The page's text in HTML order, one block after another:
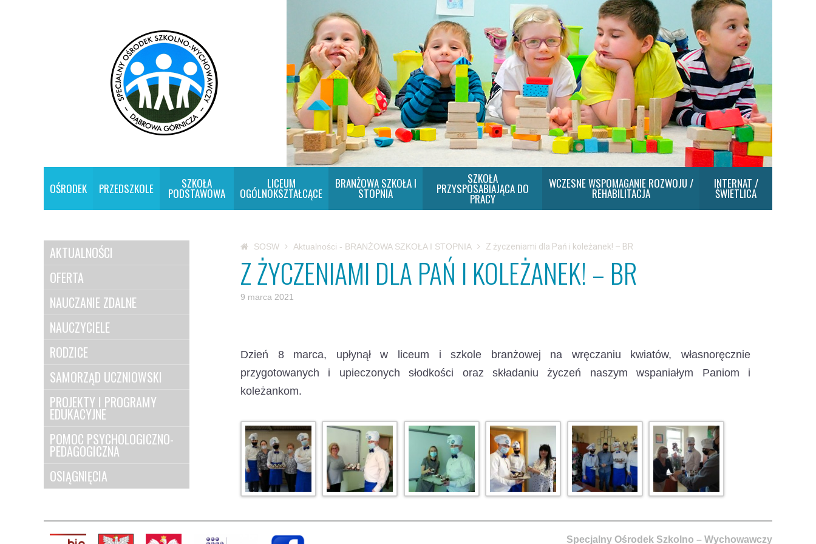
OŚRODEK PRZEDSZKOLE SZKOŁA
PODSTAWOWA
LICEUM
OGÓLNOKSZTAŁCĄCE
BRANŻOWA SZKOŁA I
STOPNIA
SZKOŁA
PRZYSPOSABIAJĄCA DO
PRACY
WCZESNE WSPOMAGANIE ROZWOJU /
REHABILITACJA
INTERNAT /
ŚWIETLICA
AKTUALNOŚCI
OFERTA
NAUCZANIE ZDALNE
NAUCZYCIELE
RODZICE
SAMORZĄD UCZNIOWSKI
PROJEKTY I PROGRAMY
EDUKACYJNE
POMOC PSYCHOLOGICZNO-
PEDAGOGICZNA
OSIĄGNIĘCIA
SOSW Aktualności - BRANŻOWA SZKOŁA I STOPNIA Z życzeniami dla Pań i koleżanek! – BR
Z ŻYCZENIAMI DLA PAŃ I KOLEŻANEK! – BR
9 marca 2021
Dzień 8 marca, upłynął w liceum i szkole branżowej na wręczaniu kwiatów, własnoręcznie
przygotowanych i upieczonych słodkości oraz składaniu życzeń naszym wspaniałym Paniom i
koleżankom.
Specjalny Ośrodek Szkolno – Wychowawczy